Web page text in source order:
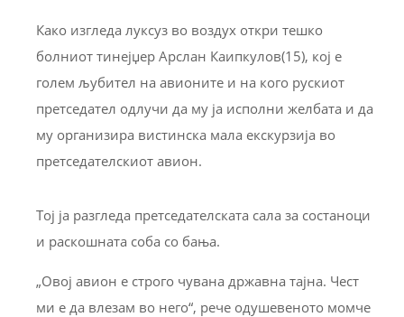
Како изгледа луксуз во воздух откри тешко
болниот тинејџер Арслан Каипкулов(15), кој е
голем љубител на авионите и на кого рускиот
претседател одлучи да му ја исполни желбата и да
му организира вистинска мала екскурзија во
претседателскиот авион.
Тој ја разгледа претседателската сала за состаноци
и раскошната соба со бања.
„Овој авион е строго чувана државна тајна. Чест
ми е да влезам во него“, рече одушевеното момче